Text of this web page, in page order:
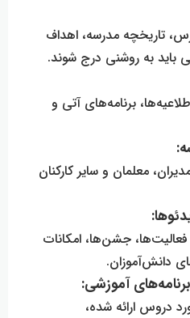
مدرسه، اهداف
به روشنی درج شوند.
برنامه‌های آتی و
و سایر کارکنان
جشن‌ها، امکانات
آموزشی:
ارائه شده،